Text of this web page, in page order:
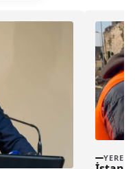
YEREL